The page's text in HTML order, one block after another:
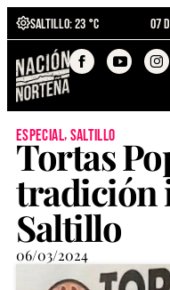
Saltillo: 23 °C 07
especial,saltillo
Tortas
tradición
Saltillo
06/03/2024